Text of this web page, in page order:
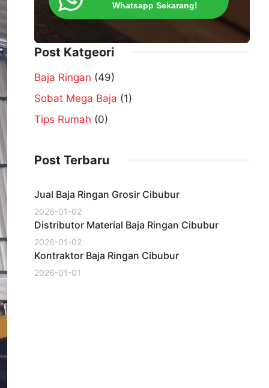
Whatsapp Sekarang!
Post Katgeori
Baja Ringan (49)
Sobat Mega Baja (1)
Tips Rumah (0)
Post Terbaru
Jual Baja Ringan Grosir Cibubur
2026-01-02
Distributor Material Baja Ringan Cibubur
2026-01-02
Kontraktor Baja Ringan Cibubur
2026-01-01